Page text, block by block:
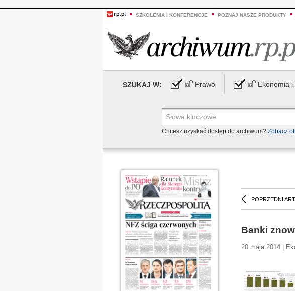
SZKOLENIA I KONFERENCJE POZNAJ NASZE PRODUKTY
SZUKAJ W: Prawo Ekonomia i
Chcesz uzyskać dostęp do archiwum? Zobacz
POPRZEDNI
Banki
20 maja 2014 |